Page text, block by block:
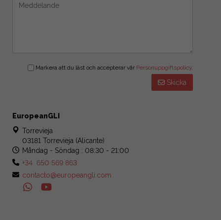
Markera att du läst och accepterar vår Personuppgiftspolicy.
Skicka
EuropeanGLI
Torrevieja
03181 Torrevieja (Alicante)
Måndag - Söndag : 08:30 - 21:00
+34 650 569 863
contacto@europeangli.com